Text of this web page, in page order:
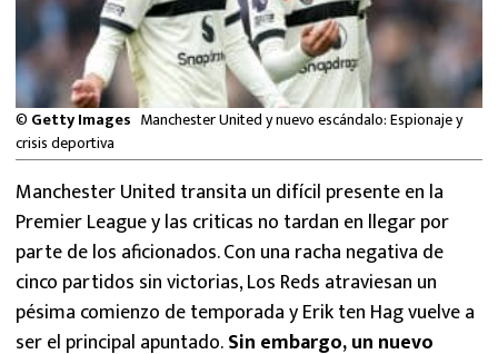
NFL
© Getty Images Manchester United y nuevo escándalo: Espionaje y
crisis deportiva
Manchester United transita un difícil presente en la
Premier League y las criticas no tardan en llegar por
parte de los aficionados. Con una racha negativa de
cinco partidos sin victorias, Los Reds atraviesan un
pésima comienzo de temporada y Erik ten Hag vuelve a
ser el principal apuntado.Sin embargo, un nuevo